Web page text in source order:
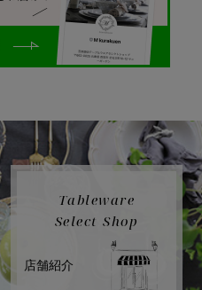
Tableware
Select Shop
店舗紹介